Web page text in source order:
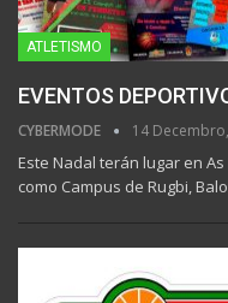
ATLETISMO
EVENTOS
CYBERMODE 14
Este Nadal terán lugar en
como Campus de Rugbi,